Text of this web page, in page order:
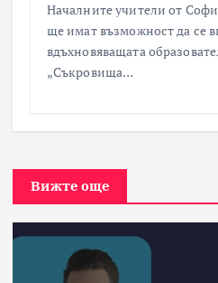
Началните учители от
ще имат възможност да се
вдъхновяващата
„Съкровища…
Вижте още